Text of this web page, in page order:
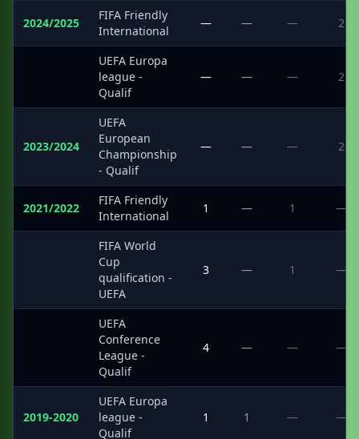
2024/2025
FIFA Friendly
International
— — — 2
UEFA Europa
league -
Qualif
— — — 2
2023/2024
UEFA
European
Championship
- Qualif
— — — 2
2021/2022
FIFA Friendly
International
1 — 1 —
FIFA World
Cup
qualification -
UEFA
3 — 1 —
UEFA
Conference
League -
Qualif
4 — — —
2019-2020
UEFA Europa
league -
Qualif
1 1 — —